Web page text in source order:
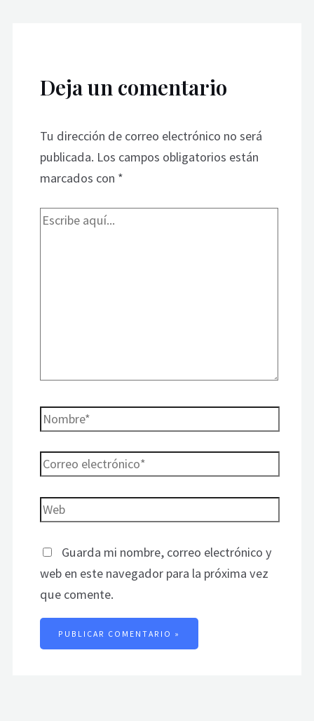
Deja un comentario
Tu dirección de correo electrónico no será
publicada. Los campos obligatorios están
marcados con *
Guarda mi nombre, correo electrónico y
web en este navegador para la próxima vez
que comente.